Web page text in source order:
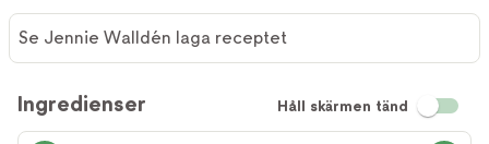
Se Jennie Walldén laga receptet
Ingredienser Håll skärmen tänd